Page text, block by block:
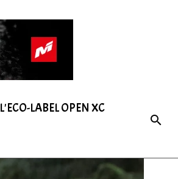
L'ECO-LABEL OPEN XC